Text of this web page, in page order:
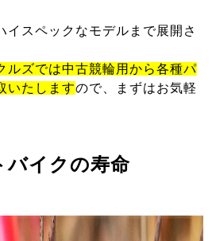
イスペックなモデルまで展開さ
ルズでは中古競輪用から各種パ
いたしますので、まずはお気軽
バイクの寿命